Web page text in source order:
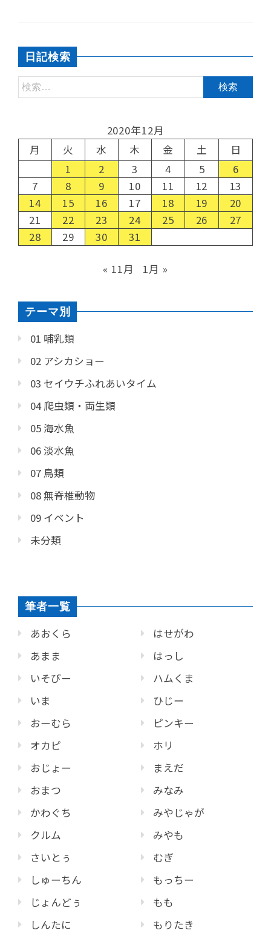
日記検索
2020年12月
月
火 水 木 金 土
日
1
2 3 4 5
6
7
8 9 10 11 12
13
14
15 16 17 18 19
20
21
22 23 24 25 26
27
28
29 30 31
« 11月 1月 »
テーマ別
01 哺乳類
02 アシカショー
03 セイウチふれあいタイム
04 爬虫類・両生類
05 海水魚
06 淡水魚
07 鳥類
08 無脊椎動物
09 イベント
未分類
筆者一覧
あおくら
あまま
いそぴー
いま
おーむら
オカピ
おじょー
おまつ
かわぐち
クルム
さいとぅ
しゅーちん
じょんどぅ
しんたに
はせがわ
はっし
ハムくま
ひじー
ピンキー
ホリ
まえだ
みなみ
みやじゃが
みやも
むぎ
もっちー
もも
もりたき